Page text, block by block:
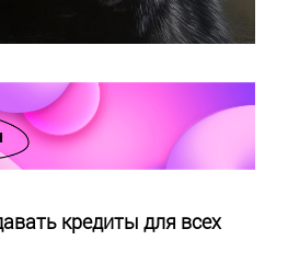
кредиты для всех